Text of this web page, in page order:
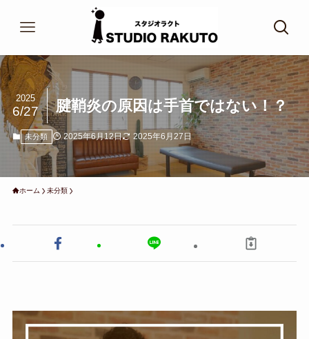
腱鞘炎の原因は手首ではない！？
2025
6/27
未分類 2025年6月12日 2025年6月27日
ホーム 未分類